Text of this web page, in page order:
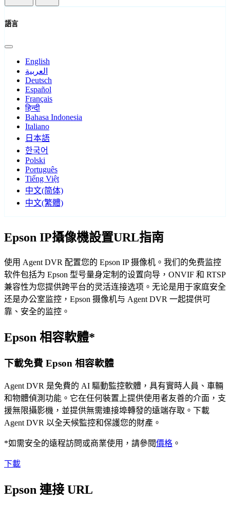
語言
English
العربية
Deutsch
Español
Français
हिन्दी
Bahasa Indonesia
Italiano
日本語
한국어
Polski
Português
Tiếng Việt
中文(简体)
中文(繁體)
Epson IP攝像機設置URL指南
使用 Agent DVR 配置您的 Epson IP 摄像机。我们的免费监控
软件包括为 Epson 型号量身定制的设置向导，ONVIF 和 RTSP
兼容性为您提供跨平台的灵活连接选项。无论是用于家庭安全
还是办公室监控，Epson 摄像机与 Agent DVR 一起提供可
靠、安全的监控。
Epson 相容軟體*
下載免費 Epson 相容軟體
Agent DVR 是免費的 AI 驅動監控軟體，具有實時人員、車輛
和物體偵測功能。它在任何裝置上提供使用者友善的介面，支
援無限攝影機，並提供無需連接埠轉發的遠端存取。下載
Agent DVR 以全天候監控和保護您的財產。
*如需安全的遠程訪問或商業使用，請參閱價格 。
下載
Epson 連接 URL